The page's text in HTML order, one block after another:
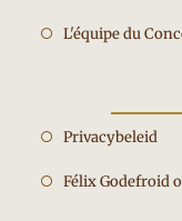
L'équipe du
Privacybeleid
Félix Godefroid